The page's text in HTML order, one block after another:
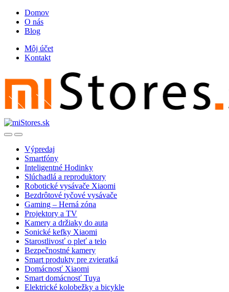
Skip
navigation
Skip
content
Domov
O nás
Blog
Môj účet
Kontakt
OpenClose
Výpredaj
Smartfóny
Inteligentné Hodinky
Slúchadlá a reproduktory
Robotické vysávače Xiaomi
Bezdrôtové tyčové vysávače
Gaming – Herná zóna
Projektory a TV
Kamery a držiaky do auta
Sonické kefky Xiaomi
Starostlivosť o pleť a telo
Bezpečnostné kamery
Smart produkty pre zvieratká
Domácnosť Xiaomi
Smart domácnosť Tuya
Elektrické kolobežky a bicykle